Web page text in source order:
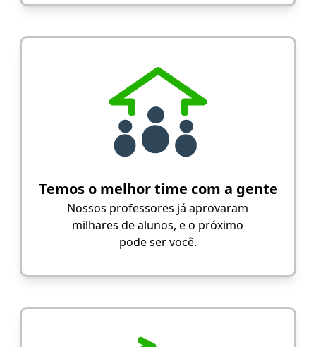
Temos o melhor time com a gente
Nossos professores já aprovaram
milhares de alunos, e o próximo
pode ser você.